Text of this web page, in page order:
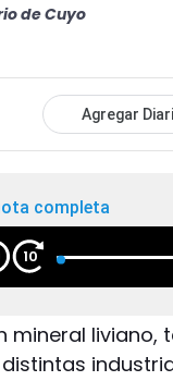
de Cuyo
Agregar
completa
10
mineral
distintas